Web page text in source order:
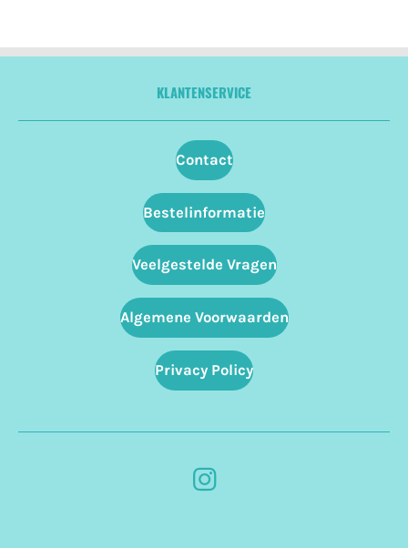
KLANTENSERVICE
Contact
Bestelinformatie
Veelgestelde Vragen
Algemene Voorwaarden
Privacy Policy
I